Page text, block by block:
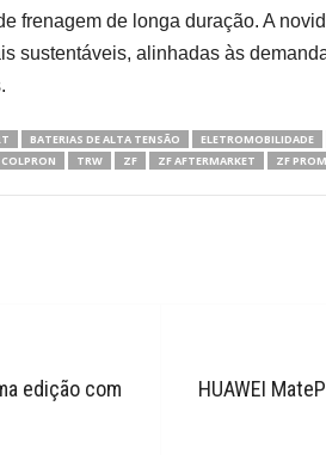
frenagem de longa duração. A
sustentáveis, alinhadas às
BATERIAS DE ALTA TENSÃO ELETROMOBILIDADE
TRW ZF ZF AFTERMARKET ZF
edição com
HUAWEI